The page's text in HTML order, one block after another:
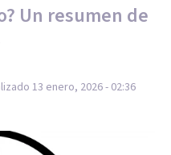
Un resumen de
13 enero, 2026 - 02:36